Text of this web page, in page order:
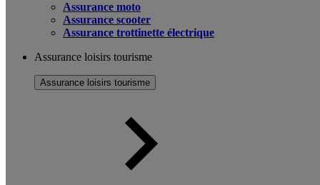
Assurance moto
Assurance scooter
Assurance trottinette électrique
Assurance loisirs tourisme
Assurance loisirs tourisme